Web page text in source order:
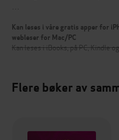
Kan leses i våre gratis apper for
webleser for Mac/PC
Kan leses i iBooks, på PC, Kindle
Flere bøker av